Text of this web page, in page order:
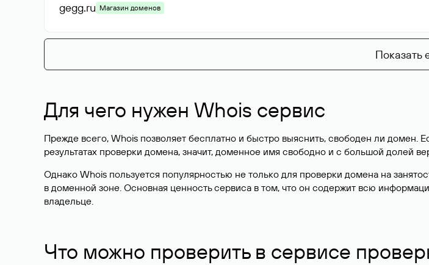
gegg.ru Магазин доменов
Показать
Для чего нужен Whois сервис
Прежде всего, Whois позволяет бесплатно и быстро выяснить, свободен ли
результатах проверки домена, значит, доменное имя свободно и с большой долей
Однако Whois пользуется популярностью не только для проверки домена на
в доменной зоне. Основная ценность сервиса в том, что он содержит всю
владельце.
Что можно проверить в сервисе